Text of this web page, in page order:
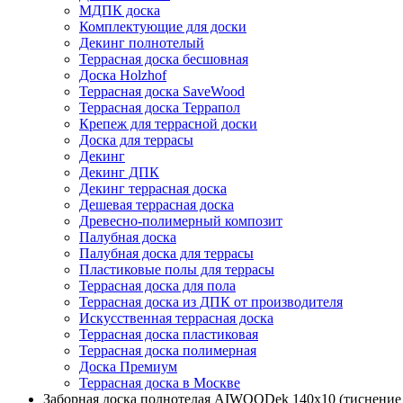
МДПК доска
Комплектующие для доски
Декинг полнотелый
Террасная доска бесшовная
Доска Holzhof
Террасная доска SaveWood
Террасная доска Террапол
Крепеж для террасной доски
Доска для террасы
Декинг
Декинг ДПК
Декинг террасная доска
Дешевая террасная доска
Древесно-полимерный композит
Палубная доска
Палубная доска для террасы
Пластиковые полы для террасы
Террасная доска для пола
Террасная доска из ДПК от производителя
Искусственная террасная доска
Террасная доска пластиковая
Террасная доска полимерная
Доска Премиум
Террасная доска в Москве
Заборная доска полнотелая AIWOODek 140х10